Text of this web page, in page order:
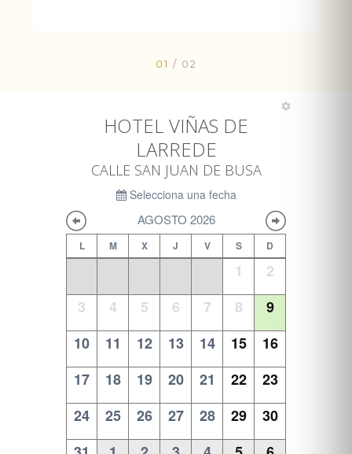
01 / 02